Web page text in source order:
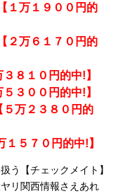
【１万１９００円的
【２万６１７０円的
３８１０円的中!】
５３００円的中!】
５万２３８０円的
１５７０円的中!】
う【チェックメイト】
リ関西情報さえあれ